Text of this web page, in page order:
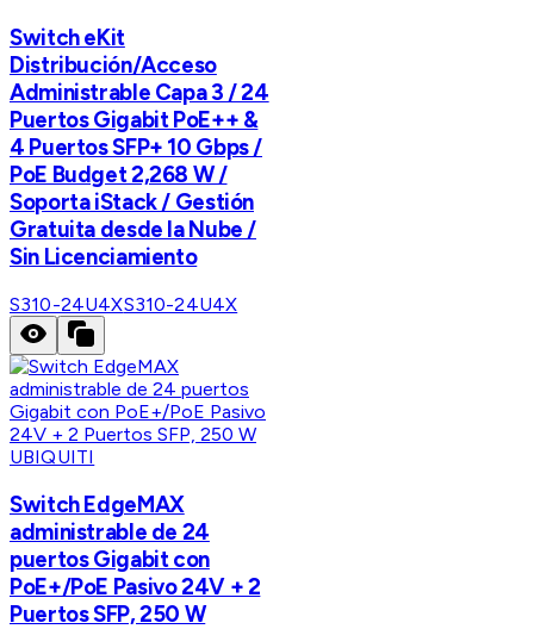
Switch eKit
Distribución/Acceso
Administrable Capa 3 / 24
Puertos Gigabit PoE++ &
4 Puertos SFP+ 10 Gbps /
PoE Budget 2,268 W /
Soporta iStack / Gestión
Gratuita desde la Nube /
Sin Licenciamiento
S310-24U4XS310-24U4X
UBIQUITI
Switch EdgeMAX
administrable de 24
puertos Gigabit con
PoE+/PoE Pasivo 24V + 2
Puertos SFP, 250 W